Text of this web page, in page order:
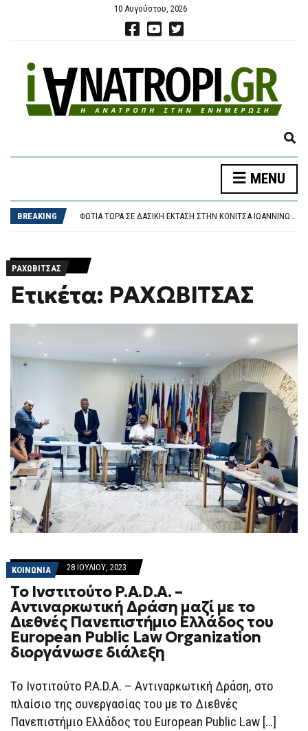
10 Αυγούστου, 2026
E
P
N
O
M
MENU
BREAKING
ΦΩΤΙΆ ΣΤΟΝ ΚΟΥΒΑΡΆ: ΜΆΧΗ ΜΕ ΤΙΣ ΦΛΌΓΕΣ ΣΤΙΣ ΠΑΡΥΦΈΣ ΧΑΡΆΔΡΑΣ – ΖΗΜΙΈΣ ΣΕ ΠΟΙΜΝΙΟΣΤΆΣΙΟ ΚΑΙ ΠΤΗΝΟΤΡΟΦΙΚΉ ΜΟΝΆΔΑ
ΦΩΤΙΆ ΤΏΡΑ ΣΕ ΔΑΣΙΚΉ ΈΚΤΑΣΗ ΣΤΗΝ ΚΌΝΙΤΣΑ ΙΩΑΝΝΊΝΩΝ – ΣΗΚΏΘΗΚΕ ΕΛΙΚΌΠΤΕΡΟ
ΝΈΑ ΑΠΟΧΏΡΗΣΗ ΑΠΌ ΤΗΝ ΜΑΡΊΑ ΚΑΡΥΣΤΙΑΝΟΎ
ΡΑΧΩΒΙΤΣΑΣ
Ετικέτα: ΡΑΧΩΒΙΤΣΑΣ
ΚΟΙΝΩΝΙΑ 28 ΙΟΥΛΊΟΥ, 2023
Το Ινστιτούτο P.A.D.A. –
Αντιναρκωτική Δράση μαζί με το
Διεθνές Πανεπιστήμιο Ελλάδος του
European Public Law Organization
διοργάνωσε διάλεξη
Το Ινστιτούτο P.A.D.A. – Αντιναρκωτική Δράση, στo
πλαίσιo της συνεργασίας του με το Διεθνές
Πανεπιστήμιο Ελλάδος του European Public Law […]